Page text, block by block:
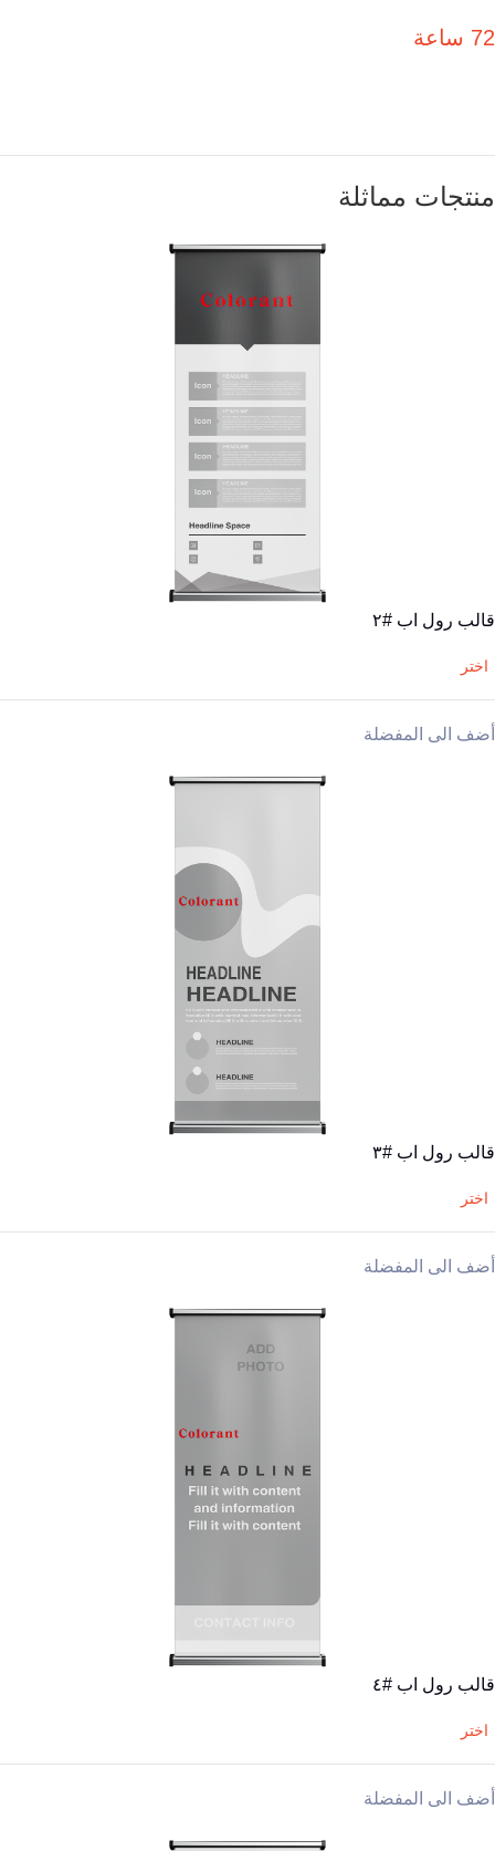
72 ساعة
منتجات مماثلة
قالب رول اب #٢
اختر
أضف الى المفضلة
قالب رول اب #٣
اختر
أضف الى المفضلة
قالب رول اب #٤
اختر
أضف الى المفضلة